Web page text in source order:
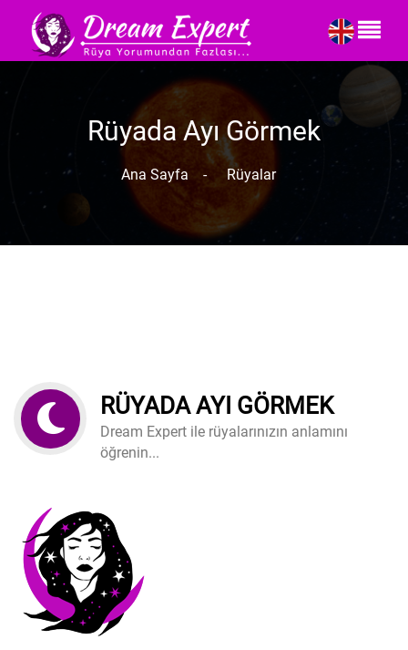
Rüyada Ayı Görmek
Ana Sayfa - Rüyalar
RÜYADA AYI GÖRMEK
Dream Expert ile rüyalarınızın anlamını
öğrenin...